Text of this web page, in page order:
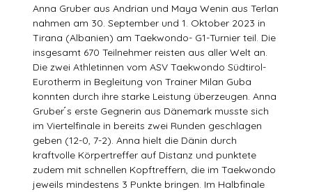
Anna Gruber aus Andrian und Maya Wenin aus Terlan
nahmen am 30. September und 1. Oktober 2023 in
Tirana (Albanien) am Taekwondo- G1-Turnier teil. Die
insgesamt 670 Teilnehmer reisten aus aller Welt an.
Die zwei Athletinnen vom ASV Taekwondo Südtirol-
Eurotherm in Begleitung von Trainer Milan Guba
konnten durch ihre starke Leistung überzeugen. Anna
Gruber ́s erste Gegnerin aus Dänemark musste sich
im Viertelfinale in bereits zwei Runden geschlagen
geben (12-0, 7-2). Anna hielt die Dänin durch
kraftvolle Körpertreffer auf Distanz und punktete
zudem mit schnellen Kopftreffern, die im Taekwondo
jeweils mindestens 3 Punkte bringen. Im Halbfinale